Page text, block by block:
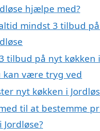
hjælpe med?
mindst 3 tilbud
tilbud på nyt køkken i
kan være tryg ved
nyt køkken i
til at bestemme